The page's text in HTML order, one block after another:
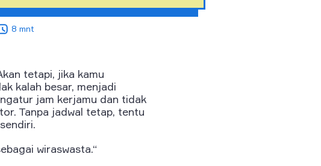
8 mnt
tetapi, jika kamu
kalah besar, menjadi
jam kerjamu dan tidak
Tanpa jadwal tetap, tentu
wiraswasta.“